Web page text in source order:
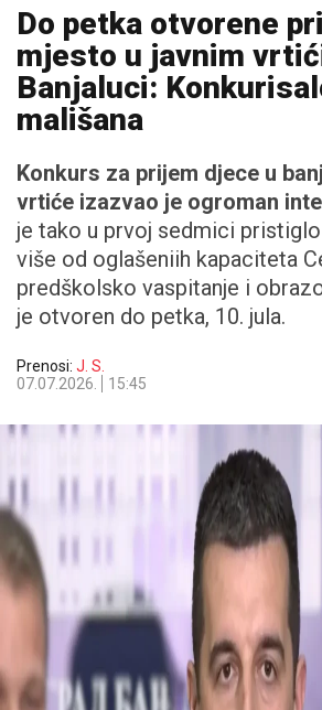
Do petka otvorene
mjesto u javnim
Banjaluci:
mališana
Konkurs za prijem djece u
vrtiće izazvao je ogroman
je tako u prvoj sedmici
više od oglašeniih kapaciteta
predškolsko vaspitanje i
je otvoren do petka, 10. jula.
Prenosi: J. S.
07.07.2026.
15:45